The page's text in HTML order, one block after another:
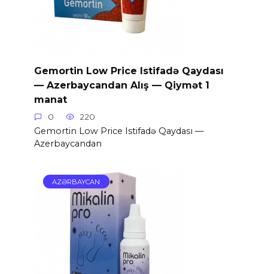
Gemortin Low Price Istifadə Qaydası
— Azerbaycandan Alış — Qiymət 1
manat
0 220
Gemortin Low Price Istifadə Qaydası —
Azerbaycandan
AZƏRBAYCAN